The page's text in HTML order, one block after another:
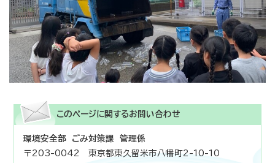
このページに関するお問い合わせ
環境安全部 ごみ対策課 管理係
〒203-0042 東京都東久留米市八幡町2-10-10